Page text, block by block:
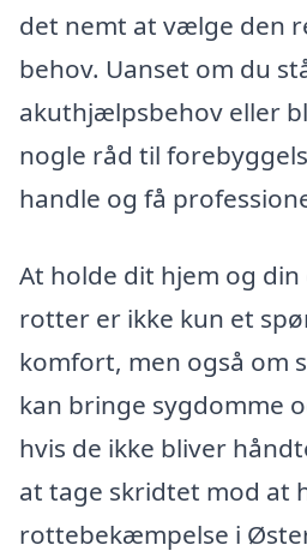
det nemt at vælge den
behov. Uanset om du
akuthjælpsbehov eller
nogle råd til
handle og få
At holde dit hjem og
rotter er ikke kun et
komfort, men også om
kan bringe sygdomme
hvis de ikke bliver
at tage skridtet mod at
rottebekæmpelse i